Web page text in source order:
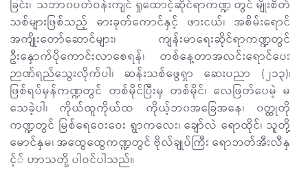
ခြင်း၊ သဘာ၀ပတ်ဝန်းကျင် ရှုထောင့်ဆိုင်ရာကဏ္ဍ တွင် မျိုးစိတ်
သစ်များဖြစ်သည့် ဓားခုတ်ကောင်နှင့် ဖားငယ်၊ အစိမ်းရောင်
အကျိုးတော်ဆောင်များ၊ ကျန်းမာရေးဆိုင်ရာကဏ္ဍတွင်
ဦးနှောက်ပိုကောင်းလာစေရန်၊ တစ်နေ့တာအလင်းရောင်ပေး
ဉာဏ်ရည်သွေးလိုက်ပါ၊ ဆန်းသစ်ဖွေရှာ ဆေးပညာ (၂၁၃)၊
ဖြစ်ရပ်မှန်ကဏ္ဍတွင် တစ်မိုင်ပြီးမှ တစ်မိုင်၊ လေဖြတ်ပေမဲ့ မ
သေခဲ့ပါ၊ ကိုယ်ထူကိုယ်ထ ကိုယ့်ဘ၀အခြေအနေ၊ ၀တ္ထုတို
ကဏ္ဍတွင် မြစ်ရေဝေးဝေး ရွာကလေး၊ ချော်လဲ ရောထိုင်၊ သူတို့
မောင်နှမ၊ အထွေထွေကဏ္ဍတွင် ဗိုလ်ချုပ်ကြီး ရောဘတ်အီးလီနှ
င့်် ဟာသတို့ ပါဝင်ပါသည်။